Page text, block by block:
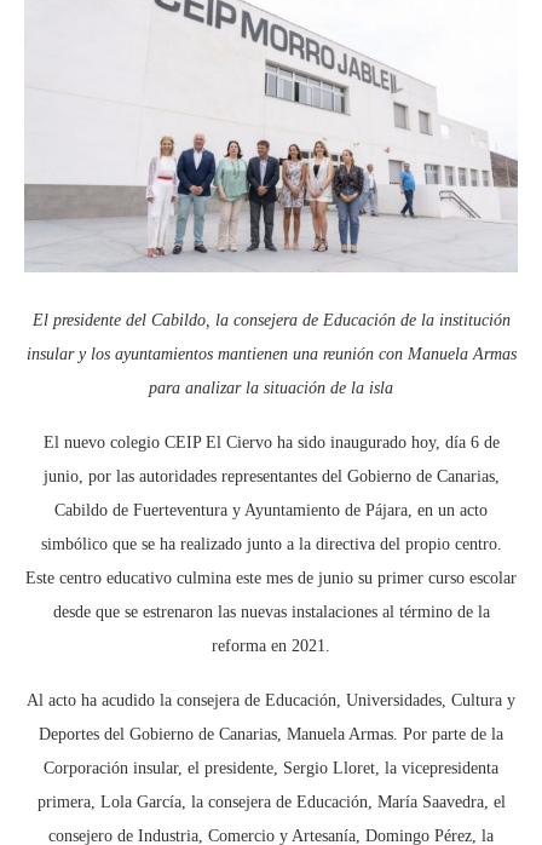
El presidente del Cabildo, la consejera de Educación de la institución
insular y los ayuntamientos mantienen una reunión con Manuela Armas
para analizar la situación de la isla
El nuevo colegio CEIP El Ciervo ha sido inaugurado hoy, día 6 de
junio, por las autoridades representantes del Gobierno de Canarias,
Cabildo de Fuerteventura y Ayuntamiento de Pájara, en un acto
simbólico que se ha realizado junto a la directiva del propio centro.
Este centro educativo culmina este mes de junio su primer curso escolar
desde que se estrenaron las nuevas instalaciones al término de la
reforma en 2021.
Al acto ha acudido la consejera de Educación, Universidades, Cultura y
Deportes del Gobierno de Canarias, Manuela Armas. Por parte de la
Corporación insular, el presidente, Sergio Lloret, la vicepresidenta
primera, Lola García, la consejera de Educación, María Saavedra, el
consejero de Industria, Comercio y Artesanía, Domingo Pérez, la